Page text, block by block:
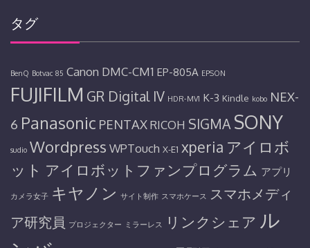
タグ
BenQ Botvac 85 Canon DMC-CM1 EP-805A EPSON
FUJIFILM GR Digital IV HDR-MV1 K-3 Kindle kobo NEX-
6 Panasonic PENTAXRICOH SIGMA SONY
sudio Wordpress WPTouch X-E1 xperia アイロボ
ット アイロボットファンプログラム アプリ
カメラ女子 キヤノン サイト制作 スマホケース スマホメディ
ア研究員 プロジェクター ミラーレス リンクシェア ル